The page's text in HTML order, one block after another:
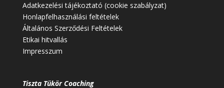
Adatkezelési tájékoztató (cookie szabályzat)
Honlapfelhasználási feltételek
Általános Szerződési Feltételek
Etikai hitvallás
Impresszum
Tiszta Tükör Coaching